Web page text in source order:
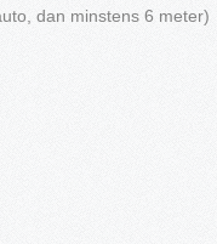
dan minstens 6 meter)